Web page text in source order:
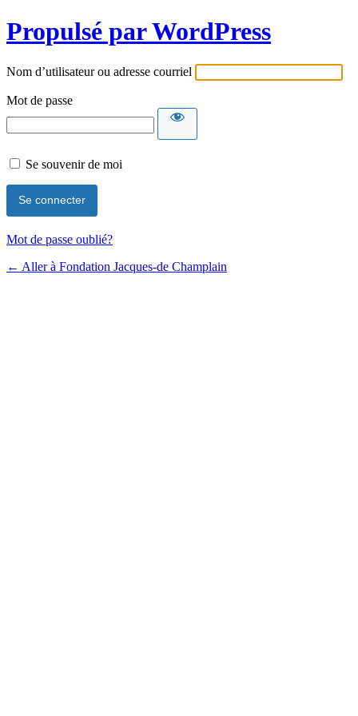
Propulsé par WordPress
Nom d’utilisateur ou adresse courriel
Mot de passe
Se souvenir de moi
Mot de passe oublié?
← Aller à Fondation Jacques-de Champlain